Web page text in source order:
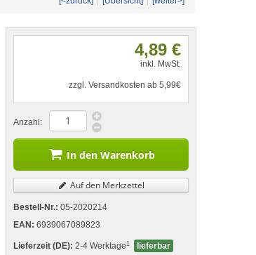
4,89 €
inkl. MwSt.
zzgl. Versandkosten ab 5,99€
Anzahl:
In den Warenkorb
Auf den Merkzettel
Bestell-Nr.: 05-2020214
EAN: 6939067089823
Lieferzeit (DE): 2-4 Werktage 1 lieferbar